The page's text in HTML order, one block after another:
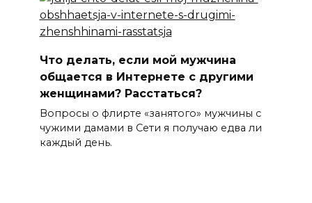
Что делать, если мой мужчина
общается в Интернете с другими
женщинами? Расстаться?
Вопросы о флирте «занятого» мужчины с
чужими дамами в Сети я получаю едва ли
каждый день.